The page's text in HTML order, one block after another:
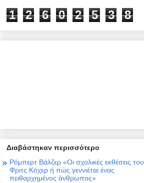
1 2 6 0 2 5 3 8
Διαβάστηκαν περισσότερο
Ρόμπερτ Βάλζερ «Οι σχολικές εκθέσεις του
Φριτς Κόχερ ή πώς γεννιέται ένας
πειθαρχημένος άνθρωπος»